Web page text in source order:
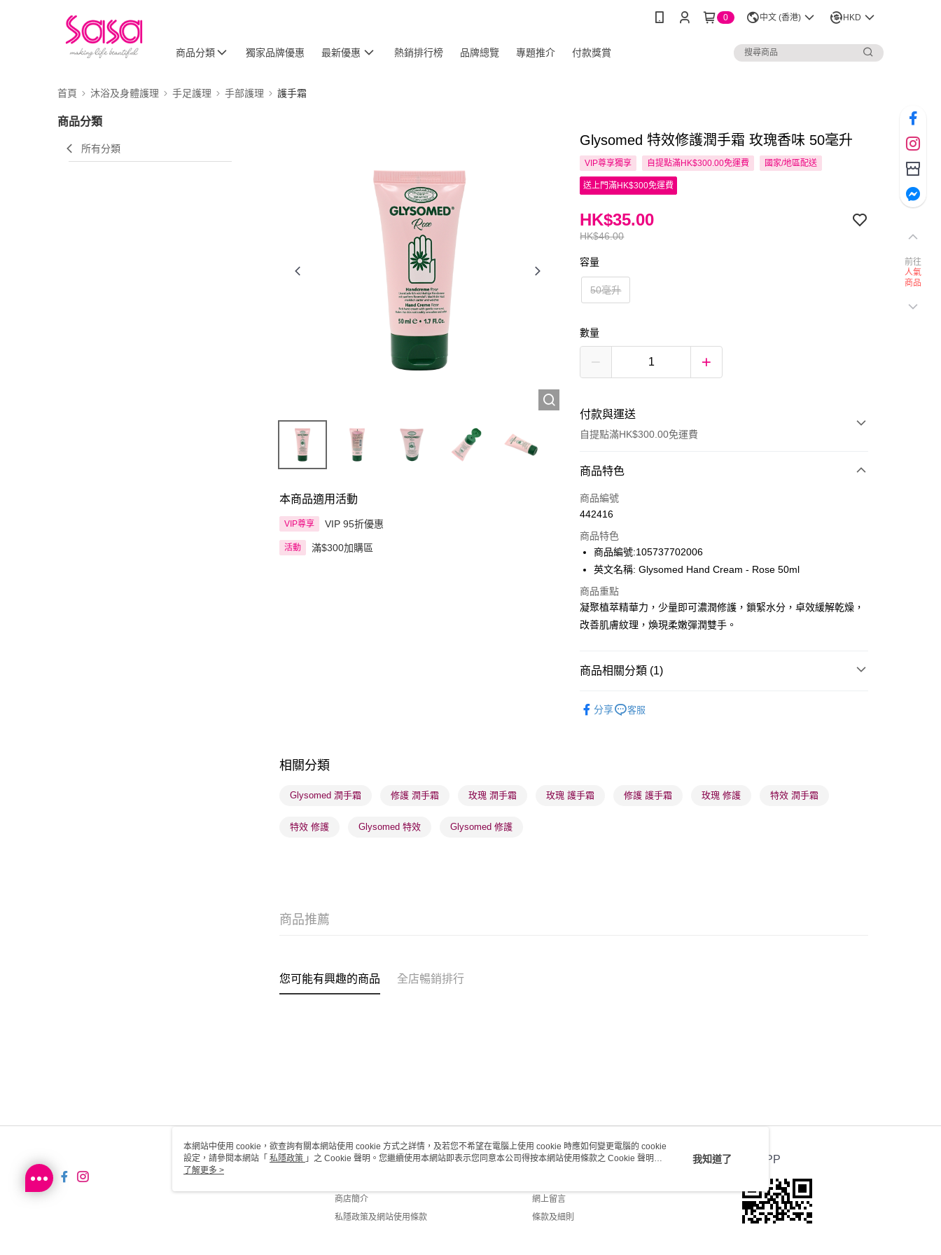
0 中文 (香港) HKD
商品分類 獨家品牌優惠 最新優惠 熱銷排行榜 品牌總覽 專題推介 付款獎賞
首頁 沐浴及身體護理 手足護理 手部護理 護手霜
商品分類
所有分類
本商品適用活動
VIP尊享 VIP 95折優惠
活動 滿$300加購區
Glysomed 特效修護潤手霜 玫瑰香味 50毫升
VIP尊享獨享 自提點滿HK$300.00免運費 國家/地區配送
送上門滿HK$300免運費
HK$46.00
HK$35.00
容量
50毫升
數量
付款與運送
自提點滿HK$300.00免運費
付款方式
信用卡
AlipayHK
PayMe
WeChat Pay
BoC Pay
送貨方式
每筆HK$65.00，滿HK$300.00或以上免運費
商品特色
商品編號
442416
商品特色
商品編號:105737702006
英文名稱: Glysomed Hand Cream - Rose 50ml
商品重點
凝聚植萃精華力，少量即可濃潤修護，鎖緊水分，卓效緩解乾燥，
改善肌膚紋理，煥現柔嫩彈潤雙手。
商品相關分類 (1)
分享
客服
相關分類
Glysomed 潤手霜 修護 潤手霜 玫瑰 潤手霜 玫瑰 護手霜 修護 護手霜 玫瑰 修護 特效 潤手霜
特效 修護 Glysomed 特效 Glysomed 修護
商品推薦
您可能有興趣的商品 全店暢銷排行
關於我們
商店簡介
私隱政策及網站使用條款
客戶服務
網上留言
條款及細則
官方APP
前往
人氣
商品
本網站中使用 cookie，欲查詢有關本網站使用 cookie 方式之詳情，及若您不希望在電腦上使用 cookie 時應如何變更電腦的 cookie
設定，請參閱本網站「 私隱政策 」之 Cookie 聲明。您繼續使用本網站即表示您同意本公司得按本網站使用條款之 Cookie 聲明使
用 cookie。
了解更多 >
我知道了